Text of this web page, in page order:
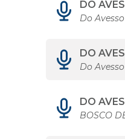
DO
Do
DO
Do
DO
BOSCO